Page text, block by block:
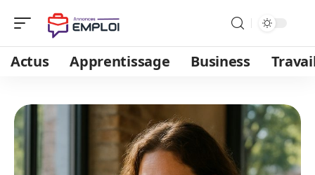
Actus Apprentissage Business